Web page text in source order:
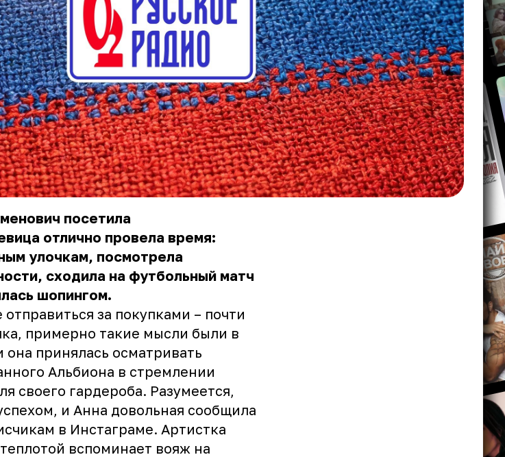
посетила
отлично провела время:
улочкам, посмотрела
сходила на футбольный матч
шопингом.
за покупками – почти
примерно такие мысли были в
она принялась осматривать
Альбиона в стремлении
своего гардероба. Разумеется,
и Анна довольная сообщила
в Инстаграме. Артистка
вспоминает вояж на